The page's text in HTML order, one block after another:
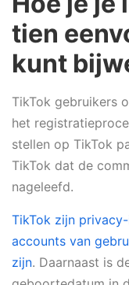
tien
kunt
TikTok gebruikers
het
stellen op TikTok
TikTok dat de
nageleefd.
TikTok zijn
accounts van
zijn. Daarnaast is